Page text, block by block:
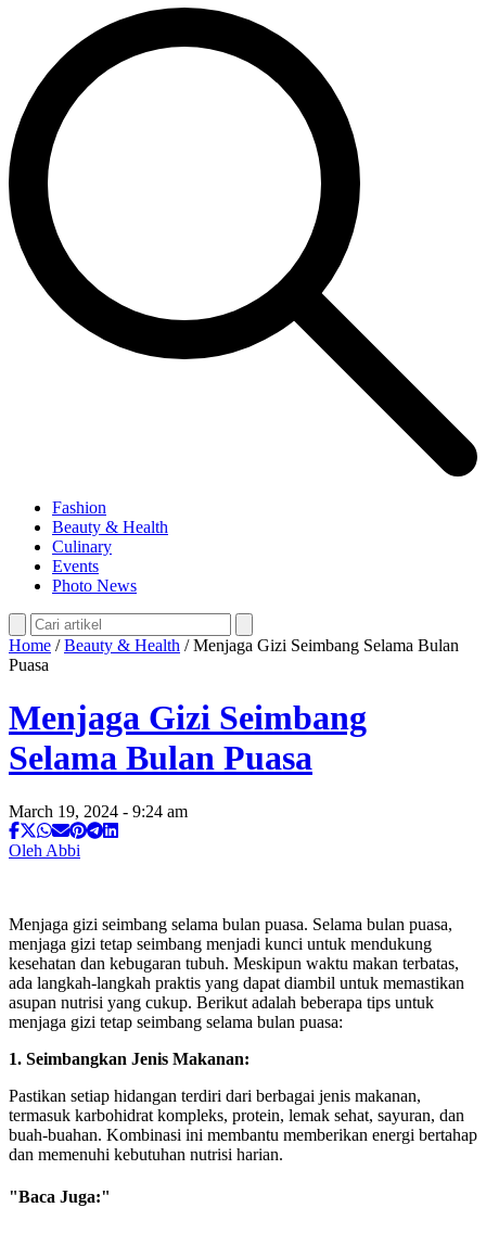
Fashion
Beauty & Health
Culinary
Events
Photo News
Home /Beauty & Health /Menjaga Gizi Seimbang Selama Bulan
Puasa
Menjaga Gizi Seimbang
Selama Bulan Puasa
March 19, 2024 - 9:24 am
Oleh Abbi
Menjaga gizi seimbang selama bulan puasa. Selama bulan puasa,
menjaga gizi tetap seimbang menjadi kunci untuk mendukung
kesehatan dan kebugaran tubuh. Meskipun waktu makan terbatas,
ada langkah-langkah praktis yang dapat diambil untuk memastikan
asupan nutrisi yang cukup. Berikut adalah beberapa tips untuk
menjaga gizi tetap seimbang selama bulan puasa:
1. Seimbangkan Jenis Makanan:
Pastikan setiap hidangan terdiri dari berbagai jenis makanan,
termasuk karbohidrat kompleks, protein, lemak sehat, sayuran, dan
buah-buahan. Kombinasi ini membantu memberikan energi bertahap
dan memenuhi kebutuhan nutrisi harian.
"Baca Juga:"